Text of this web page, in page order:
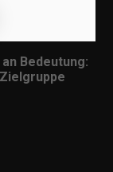
Bedeutung: